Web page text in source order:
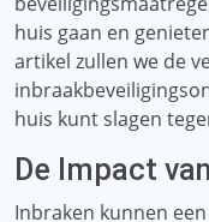
huis gaan en
artikel zullen we de
huis kunt slagen
De Impact
Inbraken kunnen